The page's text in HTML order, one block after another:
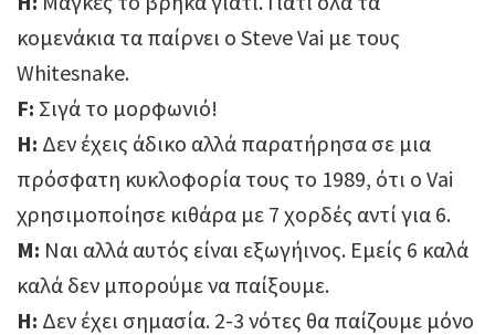
κομενάκια τα παίρνει ο Steve Vai με τους
Whitesnake.
F: Σιγά το μορφωνιό!
Η: Δεν έχεις άδικο αλλά παρατήρησα σε μια
πρόσφατη κυκλοφορία τους το 1989, ότι ο Vai
χρησιμοποίησε κιθάρα με 7 χορδές αντί για 6.
Μ: Ναι αλλά αυτός είναι εξωγήινος. Εμείς 6 καλά
καλά δεν μπορούμε να παίξουμε.
Η: Δεν έχει σημασία. 2-3 νότες θα παίζουμε μόνο